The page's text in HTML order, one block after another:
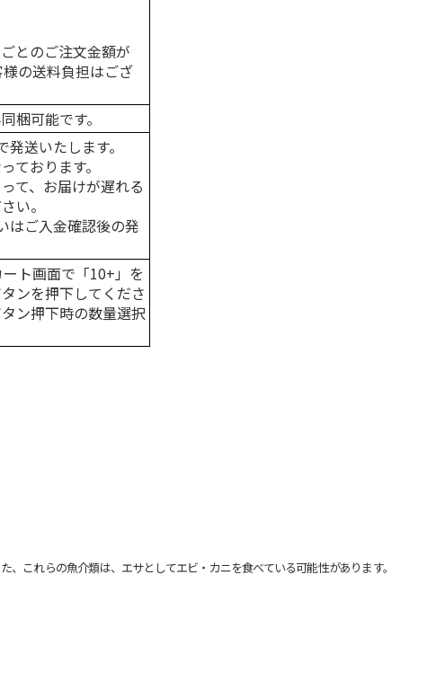
とのご注文金額が
の送料負担はござ
梱可能です。
送いたします。
ております。
て、お届けが遅れる
い。
はご入金確認後の発
ト画面で「10+」を
ンを押下してくださ
ン押下時の数量選択
これらの魚介類は、エサとしてエビ・カニを食べている可能性があります。